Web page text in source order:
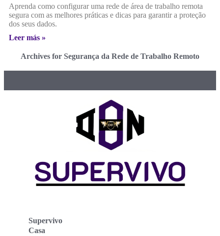
Aprenda como configurar uma rede de área de trabalho remota
segura com as melhores práticas e dicas para garantir a proteção
dos seus dados.
Leer más »
Archives for Segurança da Rede de Trabalho Remoto
Supervivo
Casa